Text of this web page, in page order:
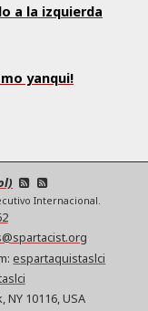
a la izquierda
yanqui!
Internacional.
espartaquistaslci
NY 10116, USA